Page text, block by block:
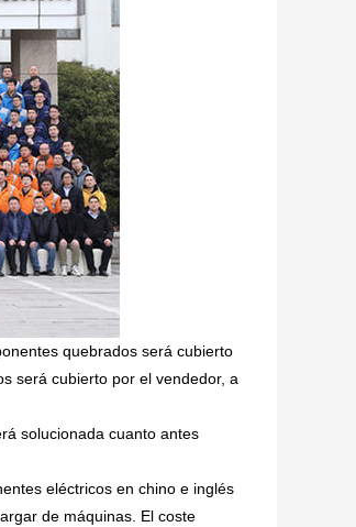
quebrados será cubierto
será cubierto por el vendedor, a
solucionada cuanto antes
eléctricos en chino e inglés
de máquinas. El coste